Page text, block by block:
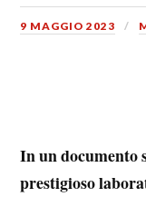
9 MAGGIO 2023
In un documento
prestigioso